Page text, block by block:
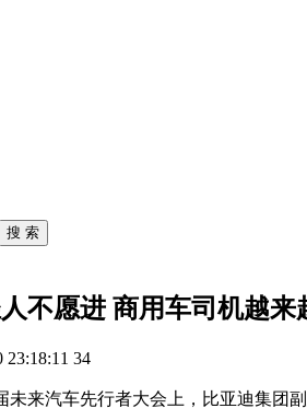
搜 索
不愿进 商用车司机越来
23:18:11 34
未来汽车先行者大会上，比亚迪集团